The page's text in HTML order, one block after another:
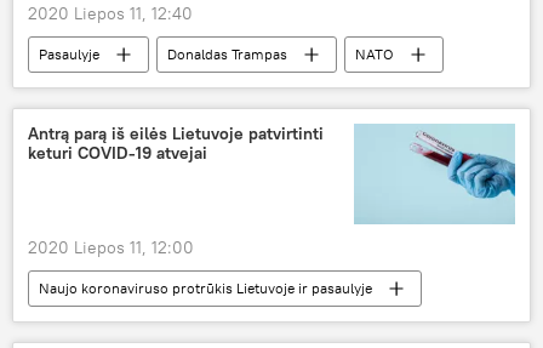
2020 Liepos 11, 12:40
Pasaulyje Donaldas Trampas
NATO
JAV
Antrą parą iš eilės Lietuvoje patvirtinti
keturi COVID-19 atvejai
2020 Liepos 11, 12:00
Naujo koronaviruso protrūkis Lietuvoje ir pasaulyje
Visuomenė
Lietuva koronavirusas